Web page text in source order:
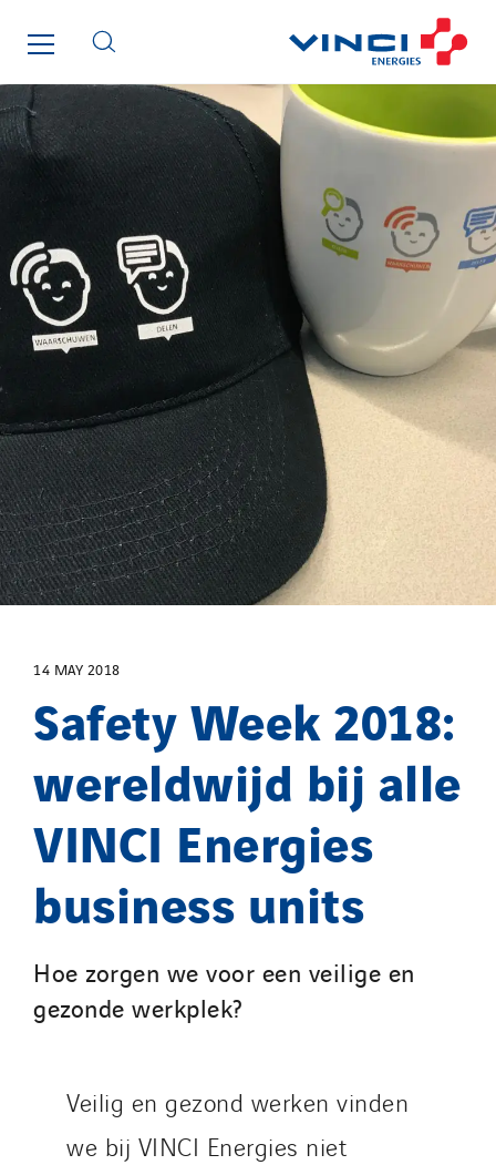
14 MAY 2018
Safety Week 2018:
wereldwijd bij alle
VINCI Energies
business units
Hoe zorgen we voor een veilige en
gezonde werkplek?
Veilig en gezond werken vinden
we bij VINCI Energies niet
TG Concept
Thermo Réfrigération
Tiab
Top Thermique
TranzCom
Travesset Beziers
Tunzini Antilles
Tunzini Grand Ouest
Tunzini Maintenance Nucléaire
TUNZINI Nucléaire
Tunzini Paris
Tunzini Toulouse
Tunzini Troyes
Twyver
Uxello
Valentin
Valette
VINCI Stiftung
Austria
Belgium
Brasil
Czech Republic
Danemark
Germany
Italy
Morocco
Norway
Poland